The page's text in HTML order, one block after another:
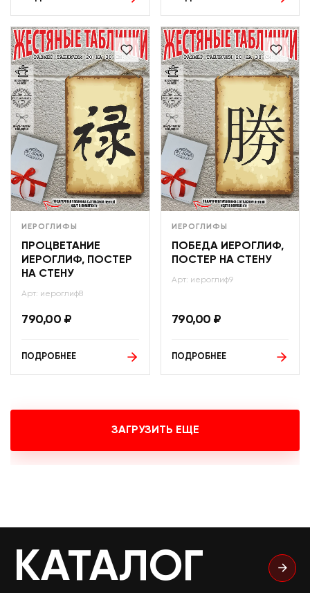
ИЕРОГЛИФЫ
ПРОЦВЕТАНИЕ
ИЕРОГЛИФ, ПОСТЕР
НА СТЕНУ
Арт: иероглиф8
790,00 ₽
ПОДРОБНЕЕ
ИЕРОГЛИФЫ
ПОБЕДА ИЕРОГЛИФ,
ПОСТЕР НА СТЕНУ
Арт: иероглиф9
790,00 ₽
ПОДРОБНЕЕ
ЗАГРУЗИТЬ ЕЩЕ
КАТАЛОГ